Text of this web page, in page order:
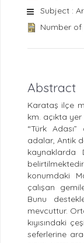
Subject :
Number of
Abstract
Karataş ilçe
km. açıkta
“Türk
adalar, Antik
kaynaklarda
konumdaki
çalışan
Bunu
mevcuttur.
kıyısındaki
seferlerine